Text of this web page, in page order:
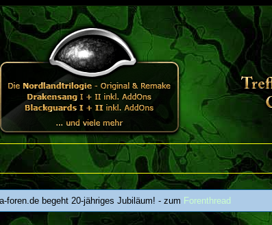
foren.de begeht 20-jähriges Jubiläum! - zum Forenthread